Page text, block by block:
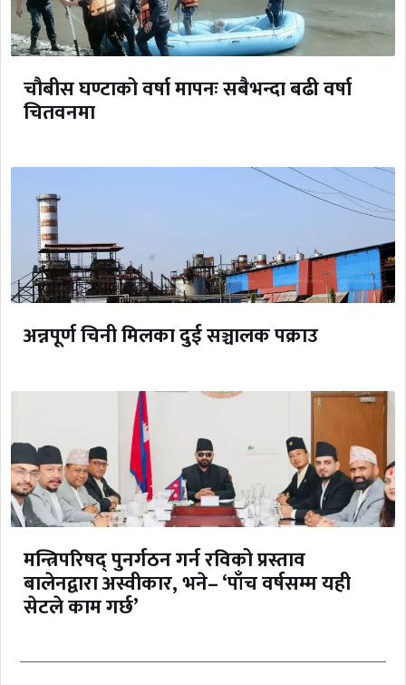
चौबीस घण्टाको वर्षा मापनः सबैभन्दा बढी वर्षा
चितवनमा
अन्नपूर्ण चिनी मिलका दुई सञ्चालक पक्राउ
मन्त्रिपरिषद् पुनर्गठन गर्न रविको प्रस्ताव
बालेनद्वारा अस्वीकार, भने– ‘पाँच वर्षसम्म यही
सेटले काम गर्छ’